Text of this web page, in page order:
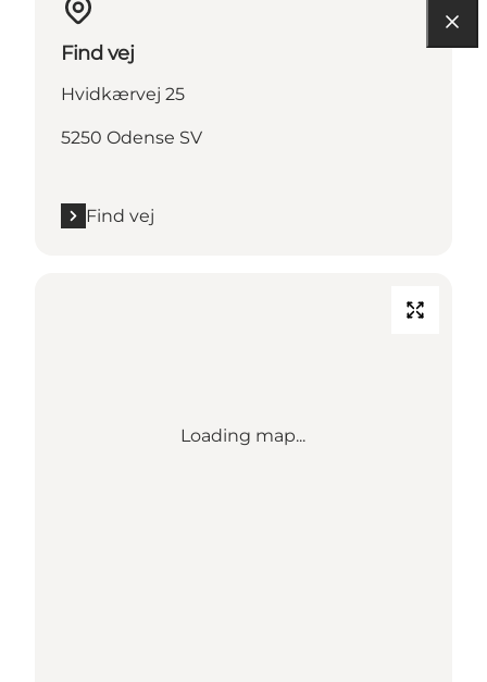
Find vej
Hvidkærvej 25
5250 Odense SV
Find vej
Loading map...